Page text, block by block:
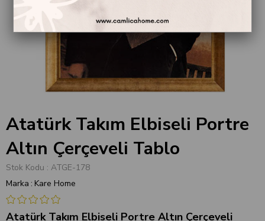
Atatürk Takım Elbiseli Portre
Altın Çerçeveli Tablo
Stok Kodu
ATGE-178
Marka : Kare Home
Atatürk Takım Elbiseli Portre Altın Çerçeveli